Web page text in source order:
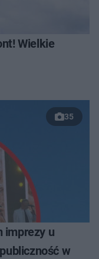
Wielkie
35
imprezy u
w